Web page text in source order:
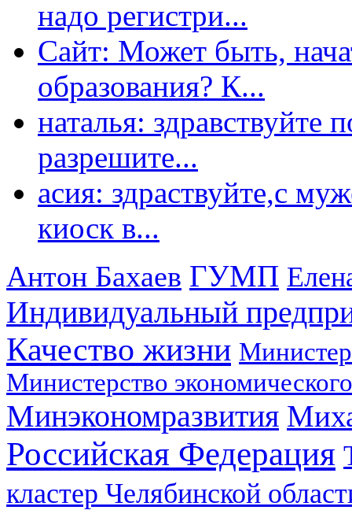
надо регистри...
Сайт: Может быть,
образования? К...
наталья: здравствуйте
разрешите...
асия: здраствуйте,с
киоск в...
Антон Бахаев ГУМП
Индивидуальный
Качество жизни
Министерство
Минэкономразвития
Российская Федерация
кластер Челябинской